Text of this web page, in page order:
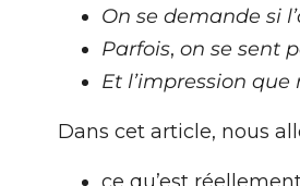
On se demande si
Parfois, on se sent
Et l’impression
Dans cet article, nous